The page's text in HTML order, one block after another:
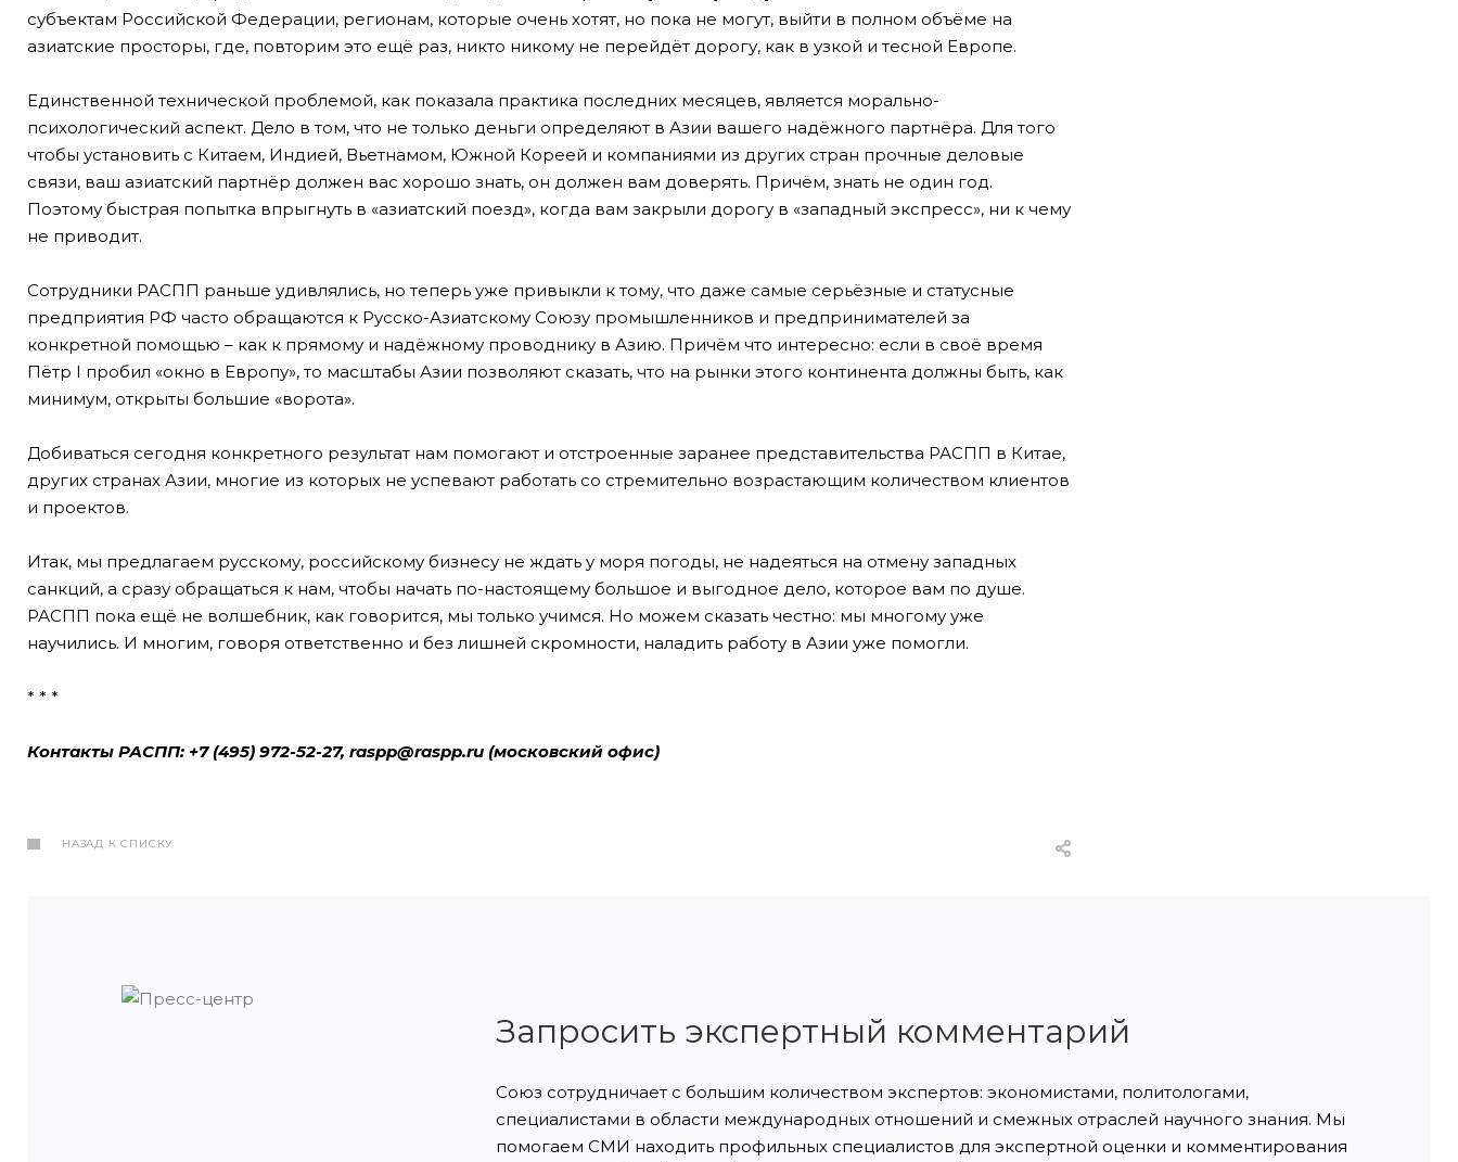
субъектам Российской Федерации, регионам, которые очень хотят, но пока не могут, выйти в полном объёме на
азиатские просторы, где, повторим это ещё раз, никто никому не перейдёт дорогу, как в узкой и тесной Европе.
Единственной технической проблемой, как показала практика последних месяцев, является морально-
психологический аспект. Дело в том, что не только деньги определяют в Азии вашего надёжного партнёра. Для того
чтобы установить с Китаем, Индией, Вьетнамом, Южной Кореей и компаниями из других стран прочные деловые
связи, ваш азиатский партнёр должен вас хорошо знать, он должен вам доверять. Причём, знать не один год.
Поэтому быстрая попытка впрыгнуть в «азиатский поезд», когда вам закрыли дорогу в «западный экспресс», ни к чему
не приводит.
Сотрудники РАСПП раньше удивлялись, но теперь уже привыкли к тому, что даже самые серьёзные и статусные
предприятия РФ часто обращаются к Русско-Азиатскому Союзу промышленников и предпринимателей за
конкретной помощью – как к прямому и надёжному проводнику в Азию. Причём что интересно: если в своё время
Пётр I пробил «окно в Европу», то масштабы Азии позволяют сказать, что на рынки этого континента должны быть, как
минимум, открыты большие «ворота».
Добиваться сегодня конкретного результат нам помогают и отстроенные заранее представительства РАСПП в Китае,
других странах Азии, многие из которых не успевают работать со стремительно возрастающим количеством клиентов
и проектов.
Итак, мы предлагаем русскому, российскому бизнесу не ждать у моря погоды, не надеяться на отмену западных
санкций, а сразу обращаться к нам, чтобы начать по-настоящему большое и выгодное дело, которое вам по душе.
РАСПП пока ещё не волшебник, как говорится, мы только учимся. Но можем сказать честно: мы многому уже
научились. И многим, говоря ответственно и без лишней скромности, наладить работу в Азии уже помогли.
* * *
Контакты РАСПП: +7 (495) 972-52-27, raspp@raspp.ru (московский офис)
НАЗАД К СПИСКУ
Запросить экспертный комментарий
Союз сотрудничает с большим количеством экспертов: экономистами, политологами,
специалистами в области международных отношений и смежных отраслей научного знания. Мы
помогаем СМИ находить профильных специалистов для экспертной оценки и комментирования